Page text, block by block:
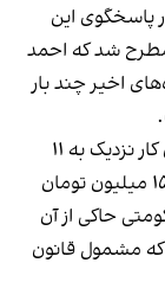
پاسخگوی این
شد که احمد
اخیر چند بار
حداقل دستمزد ماهانه کارگران مشمول قانون کار نزدیک به ۱۱
میلیون تومان و با در نظر گرفتن مزایا حدود ۱۵ میلیون تومان
حاکی از آن
مشمول قانون